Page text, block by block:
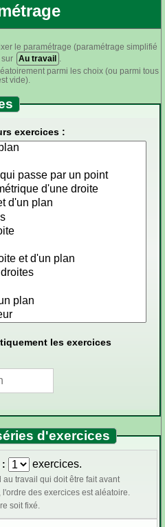
le paramétrage (paramétrage simplifié
Au travail
parmi les choix (ou parmi tous
vide).
exercices :
les exercices
d'exercices
: exercices.
travail qui doit être fait avant
des exercices est aléatoire.
soit fixé.